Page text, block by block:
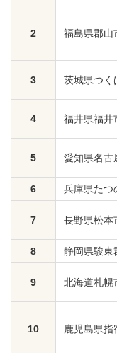
2 福島県郡山
3 茨城県つく
4 福井県福井
5 愛知県名古
6 兵庫県たつ
7 長野県松本
8 静岡県駿東
9 北海道札幌
10 鹿児島県指